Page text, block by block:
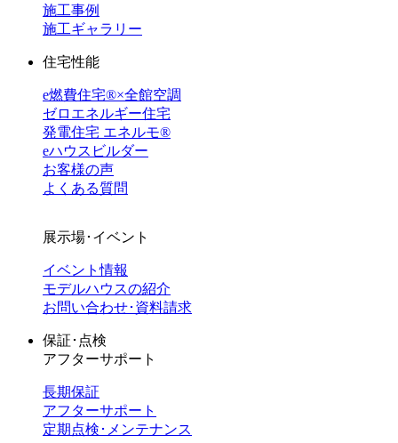
施工事例
施工ギャラリー
住宅性能
e燃費住宅®︎×全館空調
ゼロエネルギー住宅
発電住宅 エネルモ®
eハウスビルダー
お客様の声
よくある質問
展示場･イベント
イベント情報
モデルハウスの紹介
お問い合わせ･資料請求
保証･点検
アフターサポート
長期保証
アフターサポート
定期点検･メンテナンス